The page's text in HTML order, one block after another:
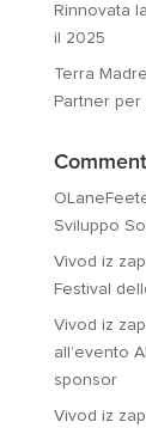
Rinnovata
il 2025
Terra
Partner per
Sviluppo
Vivod iz
Festival
Vivod iz
all’evento
sponsor
Vivod iz